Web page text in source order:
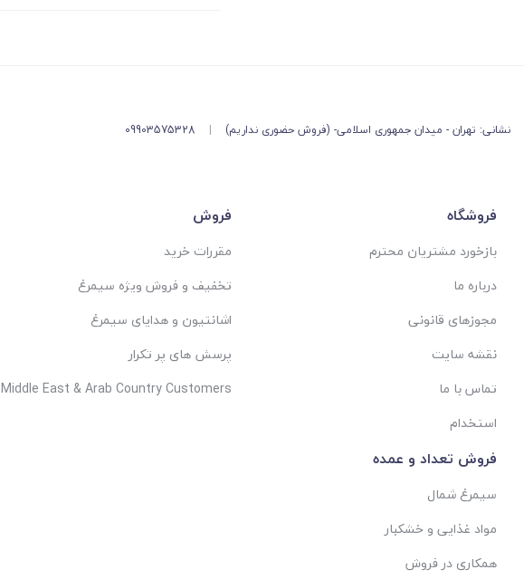
نشانی: تهران - میدان جمهوری اسلامی- (فروش حضوری نداریم) |
09903575328
فروشگاه
بازخورد مشتریان محترم
درباره ما
مجوزهای قانونی
نقشه سایت
تماس با ما
استخدام
فروش
مقررات خرید
تخفیف و فروش ویژه سیمرغ
اشانتیون و هدایای سیمرغ
پرسش های پر تکرار
Middle East & Arab Country Customers
فروش تعداد و عمده
سیمرغ شمال
مواد غذایی و خشکبار
همکاری در فروش